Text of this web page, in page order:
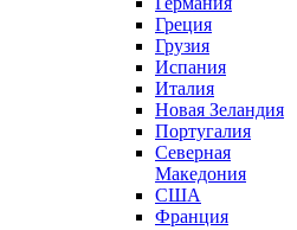
Греция
Грузия
Испания
Италия
Новая Зеландия
Португалия
Северная
Македония
США
Франция